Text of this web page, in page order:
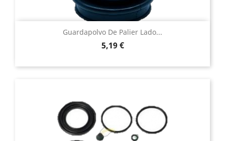
Guardapolvo De Palier Lado...
Precio
5,19 €